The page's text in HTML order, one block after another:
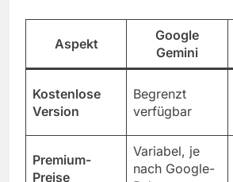
Aspekt
Google
Gemini
Kostenlose
Version
Begrenzt
verfügbar
Premium-
Preise
Variabel, je
nach Google-